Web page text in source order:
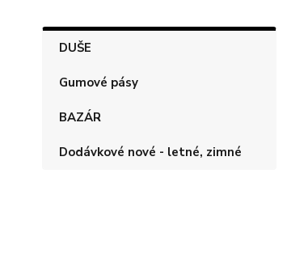
DUŠE
Gumové pásy
BAZÁR
Dodávkové nové - letné, zimné